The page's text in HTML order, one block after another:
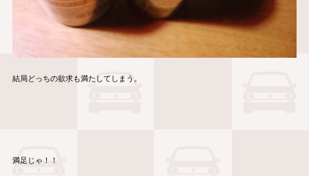
結局どっちの欲求も満たしてしまう。
満足じゃ！！